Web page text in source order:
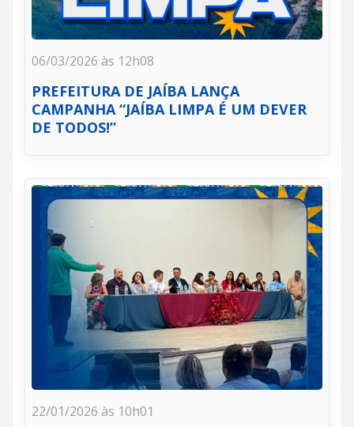
06/03/2026 às 12h08
PREFEITURA DE JAÍBA LANÇA
CAMPANHA “JAÍBA LIMPA É UM DEVER
DE TODOS!”
22/01/2026 às 10h01